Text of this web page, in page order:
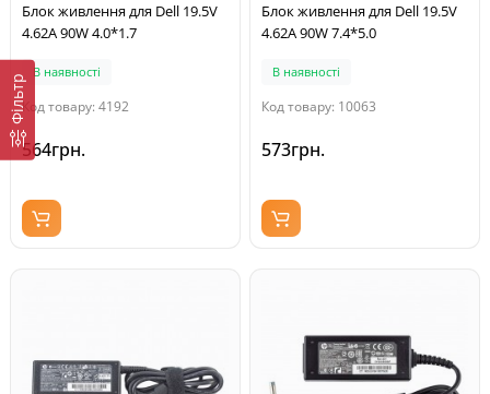
Фільтр
Блок живлення для Dell 19.5V
4.62A 90W 4.0*1.7
В наявності
Код товару: 4192
564грн.
Блок живлення для Dell 19.5V
4.62A 90W 7.4*5.0
В наявності
Код товару: 10063
573грн.